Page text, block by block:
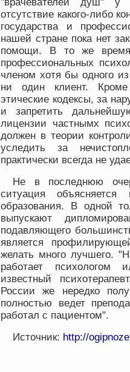
отсутствие какого-либо
государства и
нашей стране пока нет
помощи. В то же время,
профессиональных
членом хотя бы одного
ни один клиент.
этические кодексы, за
и запретить
лицензии частнымх
должен в теории
уследить за
практически всегда не
Не в последнюю
ситуация объясняется
образования. В одной
выпускают
подавляющего
является
желать много лучшего.
работает психологом
известный
России же нередко
полностью ведет
работал с пациентом".
Источник: http://